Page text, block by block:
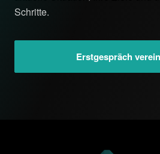
Schritte.
Erstgespräch